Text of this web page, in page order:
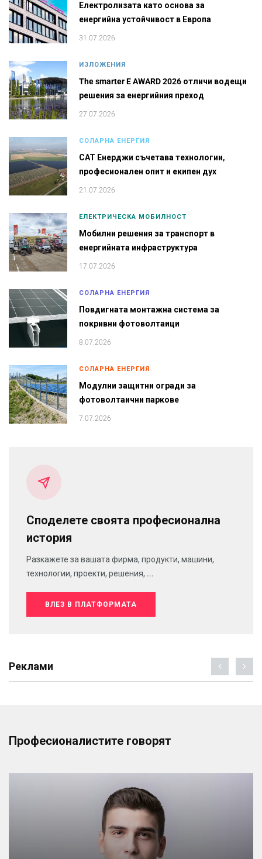
Електролизата като основа за
енергийна устойчивост в Европа
31.07.2026
ИЗЛОЖЕНИЯ
The smarter E AWARD 2026 отличи водещи
решения за енергийния преход
27.07.2026
СОЛАРНА ЕНЕРГИЯ
САТ Енерджи съчетава технологии,
професионален опит и екипен дух
21.07.2026
ЕЛЕКТРИЧЕСКА МОБИЛНОСТ
Мобилни решения за транспорт в
енергийната инфраструктура
17.07.2026
СОЛАРНА ЕНЕРГИЯ
Повдигната монтажна система за
покривни фотоволтаици
8.07.2026
СОЛАРНА ЕНЕРГИЯ
Модулни защитни огради за
фотоволтаични паркове
7.07.2026
Споделете своята професионална
история
Разкажете за вашата фирма, продукти, машини,
технологии, проекти, решения, ...
ВЛЕЗ В ПЛАТФОРМАТА
Реклами
Професионалистите говорят